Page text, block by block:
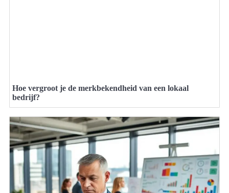
Hoe vergroot je de merkbekendheid van een lokaal
bedrijf?